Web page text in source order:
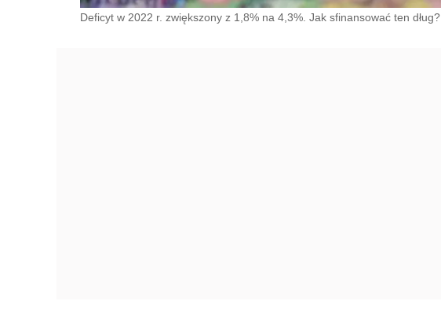
Deficyt w 2022 r. zwiększony z 1,8% na 4,3%. Jak sfinansować ten dług?